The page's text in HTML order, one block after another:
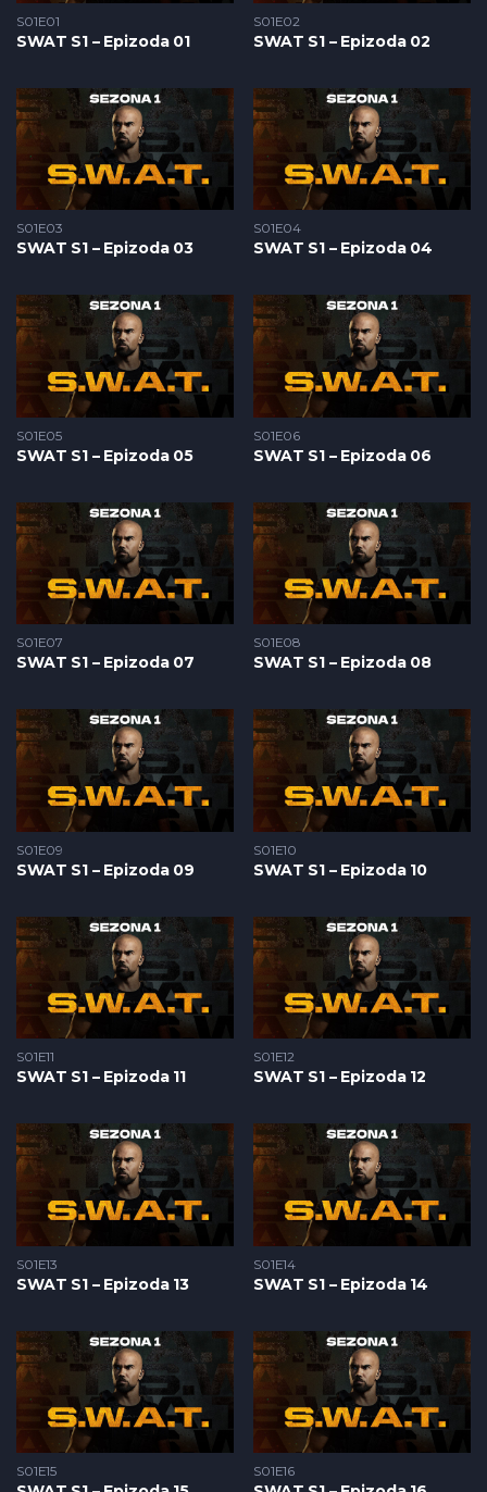
S01E01
SWAT S1 – Epizoda 01
S01E02
SWAT S1 – Epizoda 02
S01E03
SWAT S1 – Epizoda 03
S01E04
SWAT S1 – Epizoda 04
S01E05
SWAT S1 – Epizoda 05
S01E06
SWAT S1 – Epizoda 06
S01E07
SWAT S1 – Epizoda 07
S01E08
SWAT S1 – Epizoda 08
S01E09
SWAT S1 – Epizoda 09
S01E10
SWAT S1 – Epizoda 10
S01E11
SWAT S1 – Epizoda 11
S01E12
SWAT S1 – Epizoda 12
S01E13
SWAT S1 – Epizoda 13
S01E14
SWAT S1 – Epizoda 14
S01E15 S01E16